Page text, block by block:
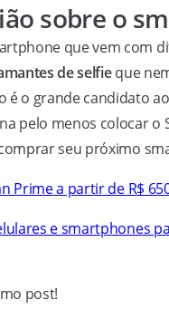
sobre o
que vem com
de selfieque
é o grande candidato
pelo menos colocar o
seu próximo
Prime a partir de R$
e smartphones
post!